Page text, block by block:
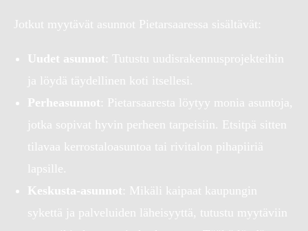
Jotkut myytävät asunnot Pietarsaaressa sisältävät:
Uudet asunnot: Tutustu uudisrakennusprojekteihin
ja löydä täydellinen koti itsellesi.
Perheasunnot: Pietarsaaresta löytyy monia asuntoja,
jotka sopivat hyvin perheen tarpeisiin. Etsitpä sitten
tilavaa kerrostaloasuntoa tai rivitalon pihapiiriä
lapsille.
Keskusta-asunnot: Mikäli kaipaat kaupungin
sykettä ja palveluiden läheisyyttä, tutustu myytäviin